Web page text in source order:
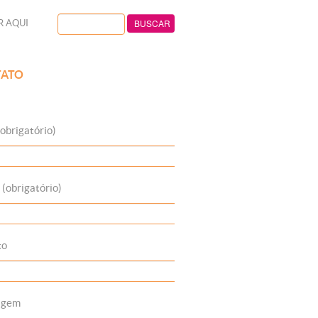
AQUI
(obrigatório)